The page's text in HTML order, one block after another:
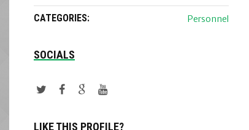
CATEGORIES: Personnel
SOCIALS
LIKE THIS PROFILE?